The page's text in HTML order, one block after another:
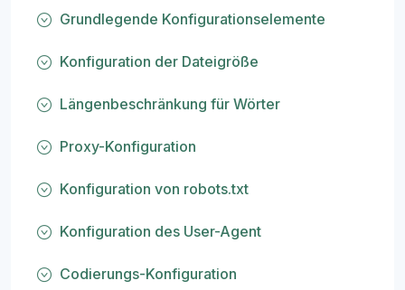
Grundlegende Konfigurationselemente
Konfiguration der Dateigröße
Längenbeschränkung für Wörter
Proxy-Konfiguration
Konfiguration von robots.txt
Konfiguration des User-Agent
Codierungs-Konfiguration